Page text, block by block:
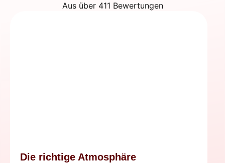
Aus über 411 Bewertungen
Die richtige Atmosphäre